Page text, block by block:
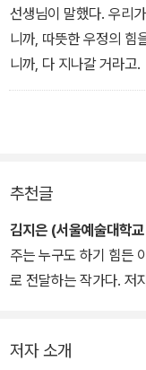
선생님이 말했다. 우리
니까, 따뜻한 우정의 힘
니까, 다 지나갈 거라고.
추천글
김지은 (서울예술대학
주는 누구도 하기 힘든
로 전달하는 작가다. 저
아픔을 어딘가에 꺼내
저자 소개